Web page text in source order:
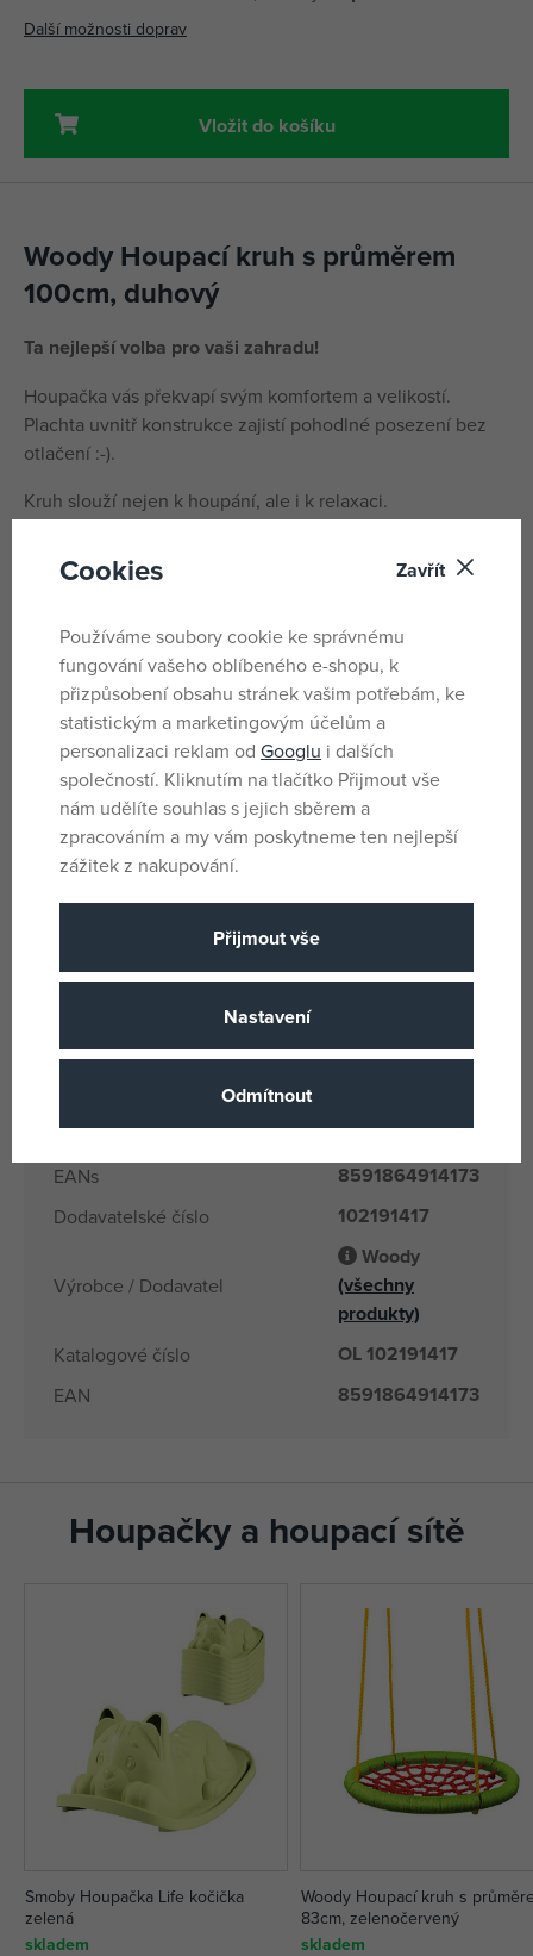
Další možnosti doprav
Vložit do košíku
Woody Houpací kruh s průměrem
100cm, duhový
Ta nejlepší volba pro vaši zahradu!
Houpačka vás překvapí svým komfortem a velikostí.
Plachta uvnitř konstrukce zajistí pohodlné posezení bez
otlačení :-).
Kruh slouží nejen k houpání, ale i k relaxaci.
Délka lan: 95 x 155 cm
Věk: 3+
Parametry
Pohlaví Pro holky i kluky
Barva Duhová
Rozměry produktu 5 x 100 x 100
Název podskupiny zboži
Věk od 3 let
Nosnost 100 kg
EANs 8591864914173
Dodavatelské číslo 102191417
Výrobce / Dodavatel
Woody
(všechny
produkty)
Katalogové číslo OL 102191417
EAN 8591864914173
Houpačky a houpací sítě
Smoby Houpačka Life kočička
zelená
skladem
Woody Houpací kruh s
83cm, zelenočervený
skladem
Cookies Zavřít
Používáme soubory cookie ke správnému
fungování vašeho oblíbeného e-shopu, k
přizpůsobení obsahu stránek vašim potřebám, ke
statistickým a marketingovým účelům a
personalizaci reklam od Googlu i dalších
společností. Kliknutím na tlačítko Přijmout vše
nám udělíte souhlas s jejich sběrem a
zpracováním a my vám poskytneme ten nejlepší
zážitek z nakupování.
Přijmout vše
Nastavení
Odmítnout